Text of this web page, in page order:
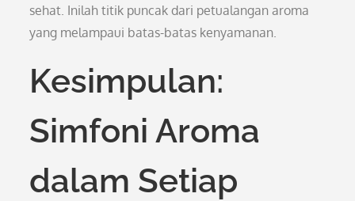
sehat. Inilah titik puncak dari petualangan aroma
yang melampaui batas-batas kenyamanan.
Kesimpulan:
Simfoni Aroma
dalam Setiap